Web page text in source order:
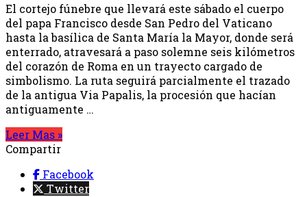
El cortejo fúnebre que llevará este sábado el cuerpo
del papa Francisco desde San Pedro del Vaticano
hasta la basílica de Santa María la Mayor, donde será
enterrado, atravesará a paso solemne seis kilómetros
del corazón de Roma en un trayecto cargado de
simbolismo. La ruta seguirá parcialmente el trazado
de la antigua Via Papalis, la procesión que hacían
antiguamente …
Leer Mas »
Compartir
Facebook
Twitter